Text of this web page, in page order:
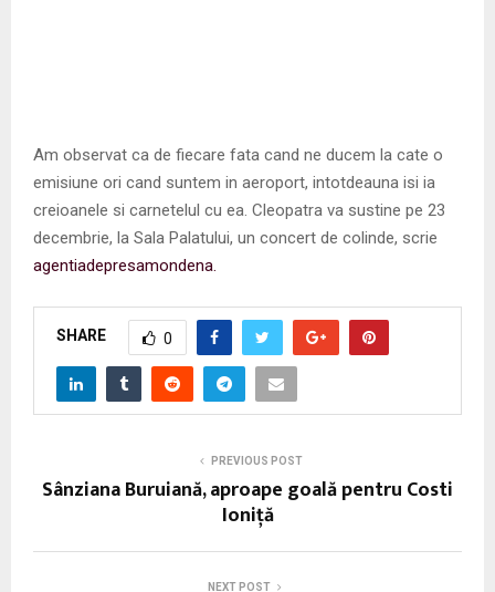
Am observat ca de fiecare fata cand ne ducem la cate o
emisiune ori cand suntem in aeroport, intotdeauna isi ia
creioanele si carnetelul cu ea. Cleopatra va sustine pe 23
decembrie, la Sala Palatului, un concert de colinde, scrie
agentiadepresamondena.
SHARE 0
PREVIOUS POST
Sânziana Buruiană, aproape goală pentru Costi
Ioniţă
NEXT POST